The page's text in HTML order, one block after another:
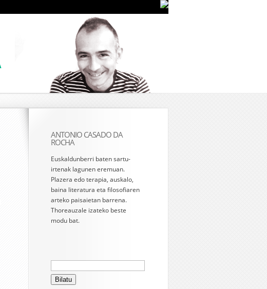
ANTONIO CASADO DA
ROCHA
Euskaldunberri baten sartu-
irtenak lagunen eremuan.
Plazera edo terapia, auskalo,
baina literatura eta filosofiaren
arteko paisaietan barrena.
Thoreauzale izateko beste
modu bat.
Bilatu: